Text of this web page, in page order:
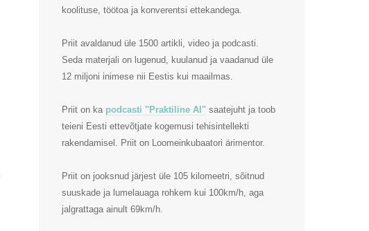
koolituse, töötoa ja konverentsi ettekandega.
Priit avaldanud üle 1500 artikli, video ja podcasti.
Seda materjali on lugenud, kuulanud ja vaadanud üle
12 miljoni inimese nii Eestis kui maailmas.
Priit on ka podcasti "Praktiline AI" saatejuht ja toob
teieni Eesti ettevõtjate kogemusi tehisintellekti
rakendamisel. Priit on Loomeinkubaatori ärimentor.
Priit on jooksnud järjest üle 105 kilomeetri, sõitnud
suuskade ja lumelauaga rohkem kui 100km/h, aga
jalgrattaga ainult 69km/h.